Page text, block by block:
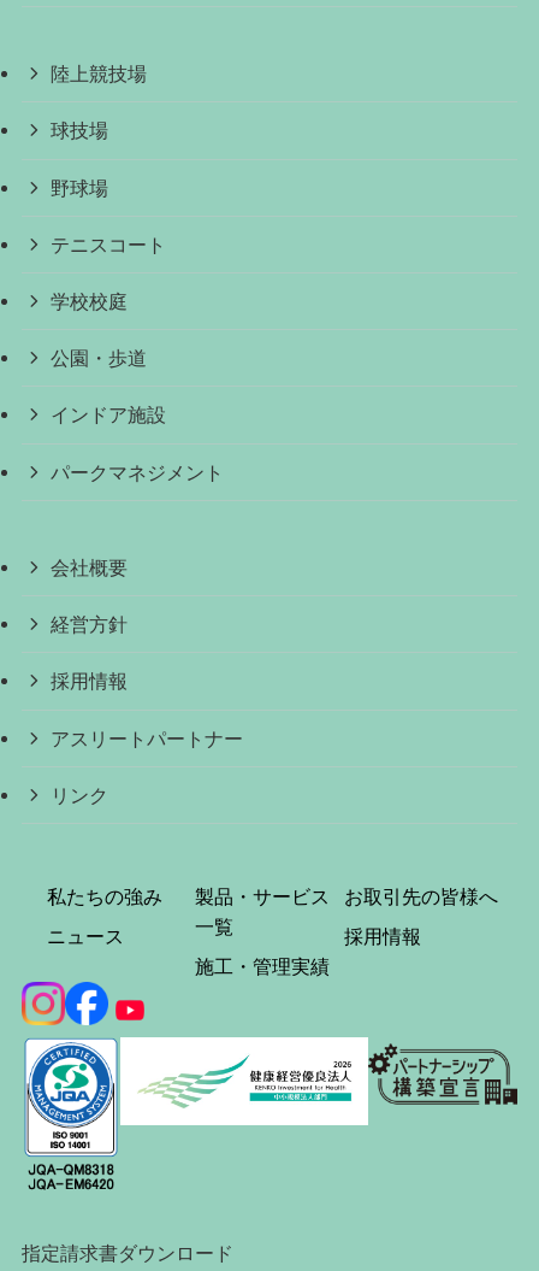
陸上競技場
球技場
野球場
テニスコート
学校校庭
公園・歩道
インドア施設
パークマネジメント
会社概要
経営方針
採用情報
アスリートパートナー
リンク
私たちの強み
ニュース
製品・サービス
一覧
施工・管理実績
お取引先の皆様へ
採用情報
指定請求書ダウンロード